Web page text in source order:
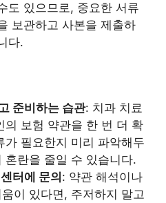
도 있으므로, 중요한 서류
보관하고 사본을 제출하
다.
준비하는 습관: 치과 치료
의 보험 약관을 한 번 더 확
가 필요한지 미리 파악해두
혼란을 줄일 수 있습니다.
터에 문의: 약관 해석이나
이 있다면, 주저하지 말고